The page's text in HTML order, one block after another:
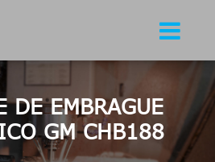
DE EMBRAGUE
GM CHB188